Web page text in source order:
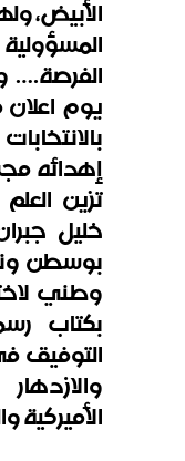
الأبيض،
الفرصة.…
يوم اعلان
إهدائه
تزين
خليل
بوسطن
وطني
بكتاب
التوفيق
الأميركية